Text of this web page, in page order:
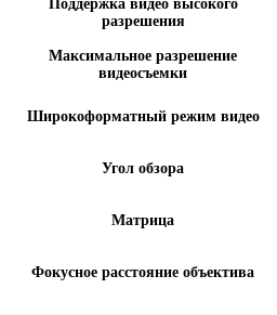
Поддержка видео высокого
разрешения
Максимальное разрешение
видеосъемки
Широкоформатный режим видео
Угол обзора
Матрица
Фокусное расстояние объектива